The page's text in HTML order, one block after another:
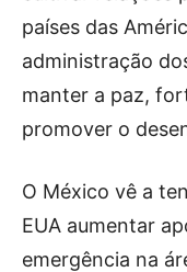
países das
administração
manter a paz,
promover o
O México vê a
EUA aumentar
emergência na